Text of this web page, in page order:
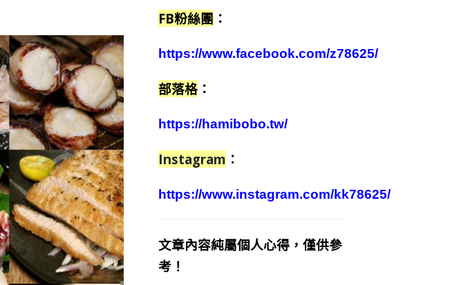
FB粉絲團 ：
https://www.facebook.com/z78625/
部落格 ：
https://hamibobo.tw/
Instagram ：
https://www.instagram.com/kk78625/
文章內容純屬個人心得，僅供參
考！